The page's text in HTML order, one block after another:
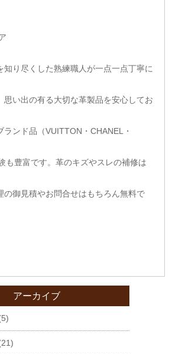
知り尽くした熟練職人が一点一点丁寧に
思い出の有る大切な革製品を安心してお
ンド品（VUITTON・CHANEL・
も豊富です。革のキズやスレの補修は
の御見積やお問合せはもちろん無料で
アーカイブ